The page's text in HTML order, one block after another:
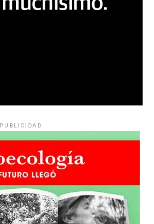
PUBLICIDAD